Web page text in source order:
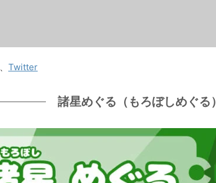
、 Twitter
諸星めぐる（もろぼしめぐる）